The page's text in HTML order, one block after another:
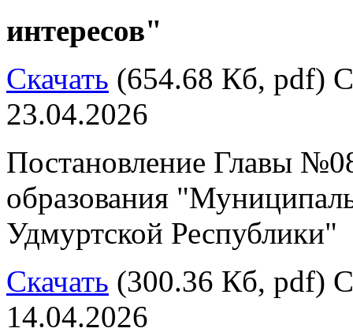
интересов"
Скачать (654.68 Кб, pdf)
23.04.2026
Постановление Главы
образования
Удмуртской Республики"
Скачать (300.36 Кб, pdf)
14.04.2026